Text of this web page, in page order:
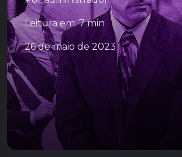
Leitura em: 7 min
26 de maio de 2023